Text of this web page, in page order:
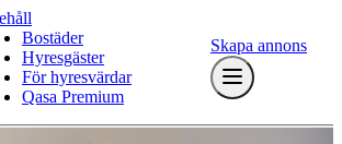
Bostäder
Hyresgäster
För hyresvärdar
Qasa Premium
Skapa annons